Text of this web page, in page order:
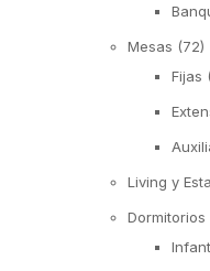
Mesas (72)
Fijas
Living y
Dormitorios